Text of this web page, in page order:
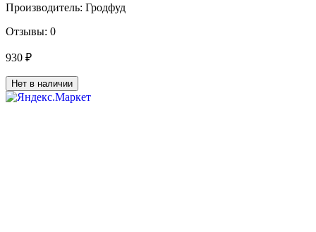
Производитель: Гродфуд
Отзывы: 0
930 ₽
Нет в наличии